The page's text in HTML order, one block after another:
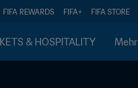
FIFA REWARDS FIFA+ FIFA STORE
& HOSPITALITY Mehr